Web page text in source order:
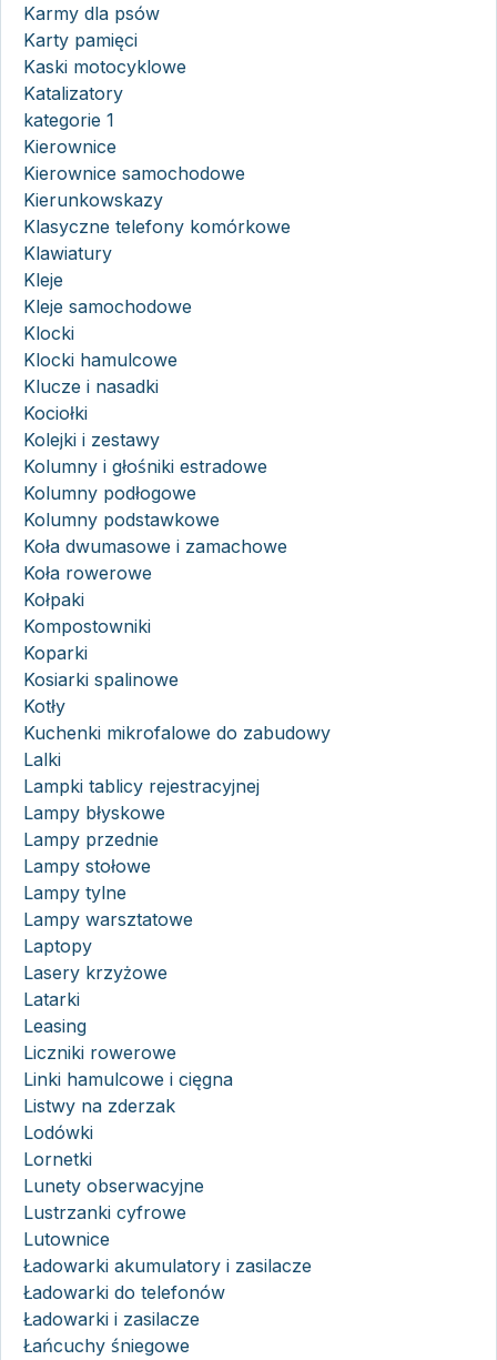
Karmy dla psów
Karty pamięci
Kaski motocyklowe
Katalizatory
kategorie 1
Kierownice
Kierownice samochodowe
Kierunkowskazy
Klasyczne telefony komórkowe
Klawiatury
Kleje
Kleje samochodowe
Klocki
Klocki hamulcowe
Klucze i nasadki
Kociołki
Kolejki i zestawy
Kolumny i głośniki estradowe
Kolumny podłogowe
Kolumny podstawkowe
Koła dwumasowe i zamachowe
Koła rowerowe
Kołpaki
Kompostowniki
Koparki
Kosiarki spalinowe
Kotły
Kuchenki mikrofalowe do zabudowy
Lalki
Lampki tablicy rejestracyjnej
Lampy błyskowe
Lampy przednie
Lampy stołowe
Lampy tylne
Lampy warsztatowe
Laptopy
Lasery krzyżowe
Latarki
Leasing
Liczniki rowerowe
Linki hamulcowe i cięgna
Listwy na zderzak
Lodówki
Lornetki
Lunety obserwacyjne
Lustrzanki cyfrowe
Lutownice
Ładowarki akumulatory i zasilacze
Ładowarki do telefonów
Ładowarki i zasilacze
Łańcuchy śniegowe